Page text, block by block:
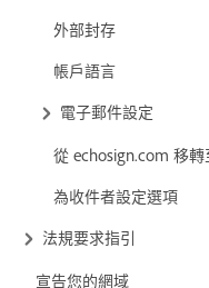
外部封存
帳戶語言
電子郵件設定
從 echosign.com 移
為收件者設定選項
法規要求指引
宣告您的網域